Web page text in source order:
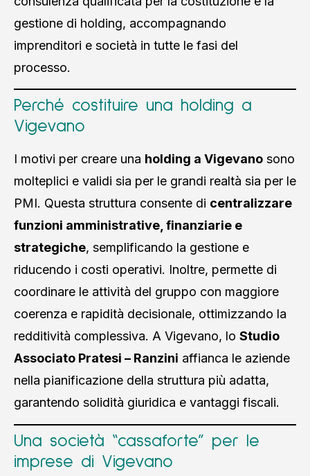
gestione di holding, accompagnando
imprenditori e società in tutte le fasi del
processo.
Perché costituire una holding a
Vigevano
I motivi per creare una holding a Vigevano sono
molteplici e validi sia per le grandi realtà sia per le
PMI. Questa struttura consente di centralizzare
funzioni amministrative, finanziarie e
strategiche, semplificando la gestione e
riducendo i costi operativi. Inoltre, permette di
coordinare le attività del gruppo con maggiore
coerenza e rapidità decisionale, ottimizzando la
redditività complessiva. A Vigevano, lo Studio
Associato Pratesi – Ranzini affianca le aziende
nella pianificazione della struttura più adatta,
garantendo solidità giuridica e vantaggi fiscali.
Una società “cassaforte” per le
imprese di Vigevano